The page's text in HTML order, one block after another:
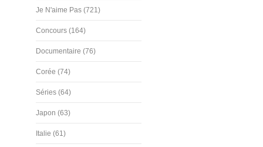
Je N'aime Pas (721)
Concours (164)
Documentaire (76)
Corée (74)
Séries (64)
Japon (63)
Italie (61)